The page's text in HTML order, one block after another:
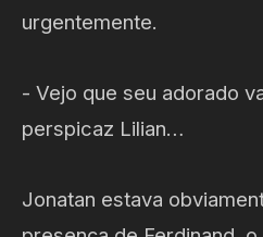
urgentemente.
- Vejo que seu adorado
perspicaz Lilian…
Jonatan estava